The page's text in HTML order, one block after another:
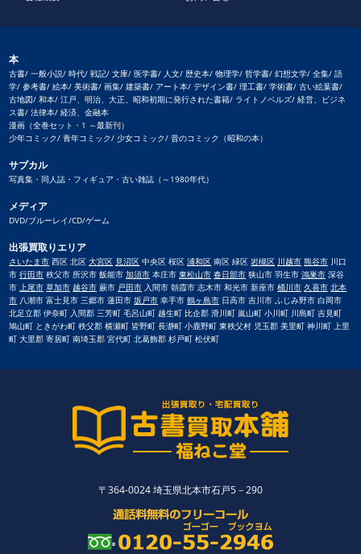
本
古書/ 一般小説/ 時代/ 戦記/ 文庫/ 医学書/ 人文/ 歴史本/ 物理学/ 哲学書/ 幻想文学/ 全集/ 語
学/ 参考書/ 絵本/ 美術書/ 画集/ 建築書/ アート本/ デザイン書/ 理工書/ 学術書/ 古い絵葉書/
古地図/ 和本/ 江戸、明治、大正、昭和初期に発行された書籍/ ライトノベルズ/ 経営、ビジネ
ス書/ 法律本/ 経済、金融本
漫画（全巻セット・1 ～最新刊）
少年コミック/ 青年コミック/ 少女コミック/ 昔のコミック（昭和の本）
サブカル
写真集・同人誌・フィギュア・古い雑誌（～1980年代）
メディア
DVD/ブルーレイ/CD/ゲーム
出張買取りエリア
さいたま市 西区 北区大宮区 見沼区 中央区 桜区浦和区 南区 緑区岩槻区 川越市 熊谷市 川口
市行田市 秩父市 所沢市 飯能市加須市 本庄市東松山市 春日部市 狭山市 羽生市鴻巣市 深谷
市 上尾市 草加市 越谷市 蕨市 戸田市 入間市 朝霞市 志木市 和光市 新座市桶川市 久喜市 北本
市 八潮市 富士見市 三郷市 蓮田市坂戸市 幸手市鶴ヶ島市 日高市 吉川市 ふじみ野市 白岡市
北足立郡 伊奈町 入間郡 三芳町 毛呂山町 越生町 比企郡 滑川町 嵐山町 小川町 川島町 吉見町
鳩山町 ときがわ町 秩父郡 横瀬町 皆野町 長瀞町 小鹿野町 東秩父村 児玉郡 美里町 神川町 上里
町 大里郡 寄居町 南埼玉郡 宮代町 北葛飾郡 杉戸町 松伏町
〒364-0024 埼玉県北本市石戸5－290